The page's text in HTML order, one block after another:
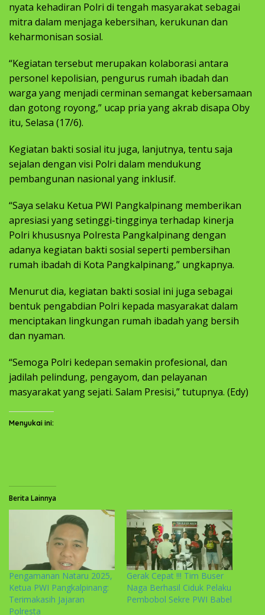
nyata kehadiran Polri di tengah masyarakat sebagai
mitra dalam menjaga kebersihan, kerukunan dan
keharmonisan sosial.
“Kegiatan tersebut merupakan kolaborasi antara
personel kepolisian, pengurus rumah ibadah dan
warga yang menjadi cerminan semangat kebersamaan
dan gotong royong,” ucap pria yang akrab disapa Oby
itu, Selasa (17/6).
Kegiatan bakti sosial itu juga, lanjutnya, tentu saja
sejalan dengan visi Polri dalam mendukung
pembangunan nasional yang inklusif.
“Saya selaku Ketua PWI Pangkalpinang memberikan
apresiasi yang setinggi-tingginya terhadap kinerja
Polri khususnya Polresta Pangkalpinang dengan
adanya kegiatan bakti sosial seperti pembersihan
rumah ibadah di Kota Pangkalpinang,” ungkapnya.
Menurut dia, kegiatan bakti sosial ini juga sebagai
bentuk pengabdian Polri kepada masyarakat dalam
menciptakan lingkungan rumah ibadah yang bersih
dan nyaman.
“Semoga Polri kedepan semakin profesional, dan
jadilah pelindung, pengayom, dan pelayanan
masyarakat yang sejati. Salam Presisi,” tutupnya. (Edy)
Menyukai ini:
Berita Lainnya
Pengamanan Nataru 2025,
Ketua PWI Pangkalpinang:
Terimakasih Jajaran
Polresta
‎Gerak Cepat !!! Tim Buser
Naga Berhasil Ciduk Pelaku
Pembobol Sekre PWI Babel